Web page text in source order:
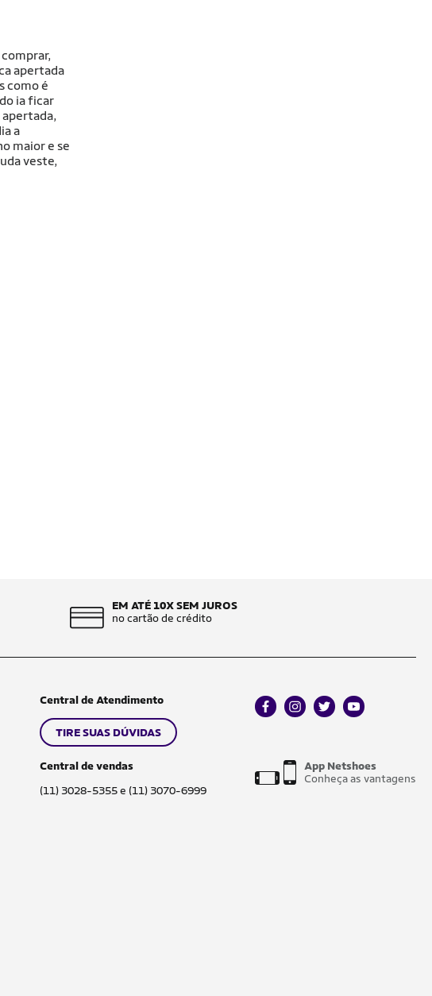
apertada
como é
ia ficar
a
maior e se
veste,
EM ATÉ 10X SEM JUROS
no cartão de crédito
Central de Atendimento
TIRE SUAS DÚVIDAS
Central de vendas
(11) 3028-5355 e (11) 3070-6999
facebookinstagram
twitteryoutube
App Netshoes
Conheça as vantagens